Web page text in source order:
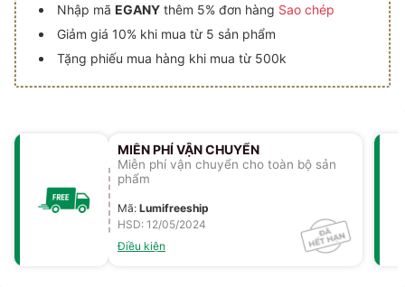
Nhập mã EGANYthêm 5% đơn hàng Sao chép
Giảm giá 10% khi mua từ 5 sản phẩm
Tặng phiếu mua hàng khi mua từ 500k
MIỄN PHÍ VẬN CHUYỂN
Miễn phí vận chuyển cho toàn bộ sản
phẩm
Mã: Lumifreeship
HSD: 12/05/2024
Điều kiện